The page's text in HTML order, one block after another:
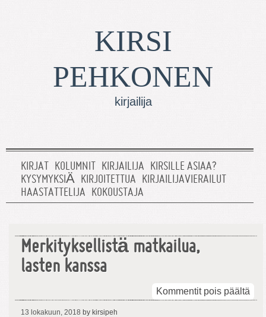
KIRSI
PEHKONEN
kirjailija
KIRJAT KOLUMNIT KIRJAILIJA KIRSILLE ASIAA?
KYSYMYKSIÄ KIRJOITETTUA KIRJAILIJAVIERAILUT
HAASTATTELIJA KOKOUSTAJA
Merkityksellistä matkailua,
lasten kanssa
Kommentit pois päältä
13 lokakuun, 2018 by kirsipeh